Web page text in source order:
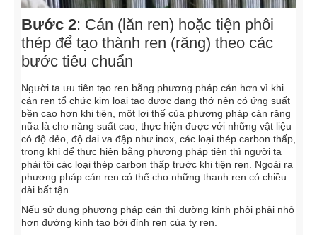
Bước 2: Cán (lăn ren) hoặc tiện phôi
thép để tạo thành ren (răng) theo các
bước tiêu chuẩn
Người ta ưu tiên tạo ren bằng phương pháp cán hơn vì khi
cán ren tổ chức kim loại tạo được dạng thớ nên có ứng suất
bền cao hơn khi tiện, một lợi thế của phương pháp cán răng
nữa là cho năng suất cao, thực hiện được với những vật liệu
có độ dẻo, độ dai va đập như inox, các loại thép carbon thấp,
trong khi để thực hiện bằng phương pháp tiện thì người ta
phải tôi các loại thép carbon thấp trước khi tiện ren. Ngoài ra
phương pháp cán ren có thể cho những thanh ren có chiều
dài bất tận.
Nếu sử dụng phương pháp cán thì đường kính phôi phải nhỏ
hơn đường kính tạo bởi đỉnh ren của ty ren.